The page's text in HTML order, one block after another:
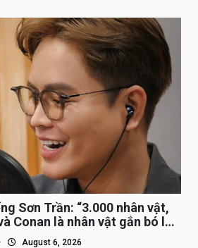
Sơn Trần: “3.000 nhân vật,
Conan là nhân vật gắn bó lâu
August 6, 2026